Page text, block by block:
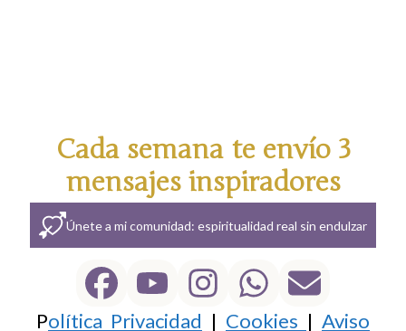
Cada semana te envío 3
mensajes inspiradores
Únete a mi comunidad: espiritualidad real sin endulzar
Política Privacidad | Cookies | Aviso